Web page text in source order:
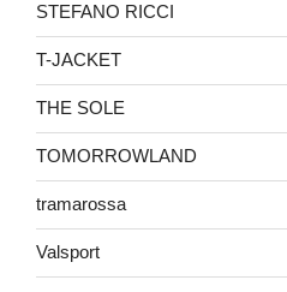
STEFANO RICCI
T-JACKET
THE SOLE
TOMORROWLAND
tramarossa
Valsport